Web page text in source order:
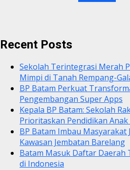
Recent Posts
Sekolah Terintegrasi Merah
Mimpi di Tanah Rempang-
BP Batam Perkuat
Pengembangan Super Apps
Kepala BP Batam: Sekolah
Prioritaskan Pendidikan
BP Batam Imbau Masyarakat
Kawasan Jembatan Barelang
Batam Masuk Daftar
di Indonesia